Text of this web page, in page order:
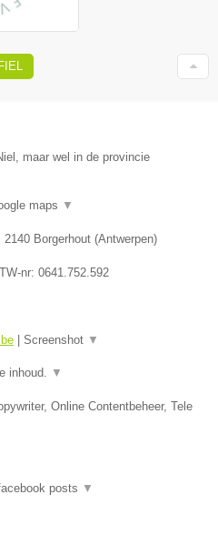
maar wel in de provincie
maps ▼
2140 Borgerhout (Antwerpen)
nr: 0641.752.592
| Screenshot ▼
inhoud. ▼
Online Contentbeheer, Tele
posts ▼